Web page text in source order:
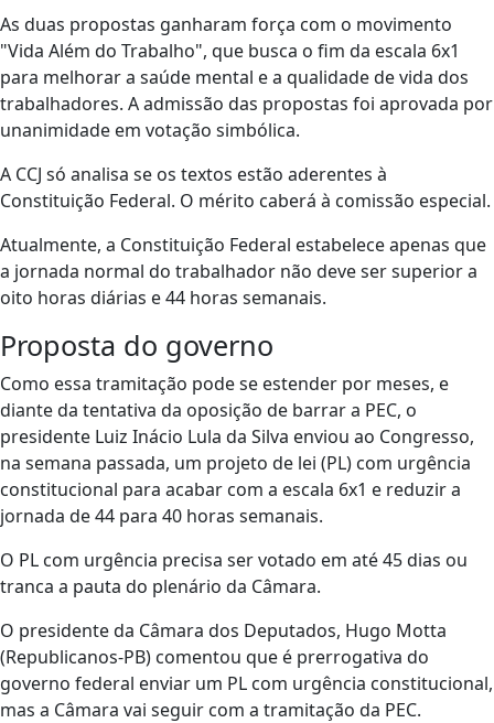
As duas propostas ganharam força com o movimento
"Vida Além do Trabalho", que busca o fim da escala 6x1
para melhorar a saúde mental e a qualidade de vida dos
trabalhadores. A admissão das propostas foi aprovada por
unanimidade em votação simbólica.
A CCJ só analisa se os textos estão aderentes à
Constituição Federal. O mérito caberá à comissão especial.
Atualmente, a Constituição Federal estabelece apenas que
a jornada normal do trabalhador não deve ser superior a
oito horas diárias e 44 horas semanais.
Proposta do governo
Como essa tramitação pode se estender por meses, e
diante da tentativa da oposição de barrar a PEC, o
presidente Luiz Inácio Lula da Silva enviou ao Congresso,
na semana passada, um projeto de lei (PL) com urgência
constitucional para acabar com a escala 6x1 e reduzir a
jornada de 44 para 40 horas semanais.
O PL com urgência precisa ser votado em até 45 dias ou
tranca a pauta do plenário da Câmara.
O presidente da Câmara dos Deputados, Hugo Motta
(Republicanos-PB) comentou que é prerrogativa do
governo federal enviar um PL com urgência constitucional,
mas a Câmara vai seguir com a tramitação da PEC.